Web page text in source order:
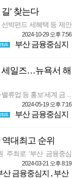
’ 찾는다
박펀드 세혜택 등 제안
2024-10-29 오후 7:56
부산 금융중심지
세일즈…뉴욕서 해
류업 등 홍보‘세계 금 ...
2024-05-19 오후 7:16
부산 금융중심지
대최고 순위
주최로 ‘부산 금융중심
2024-03-21 오후 8:19
산 금융중심지 , 부산